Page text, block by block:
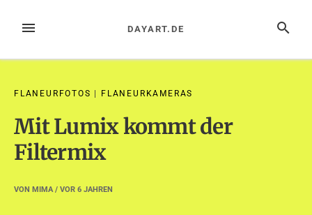
InhaltMENÜ SUCHE
DAYART.DE
FLANEURFOTOS FLANEURKAMERAS
Mit Lumix kommt der
Filtermix
VON MIMA/ VOR 6 JAHREN